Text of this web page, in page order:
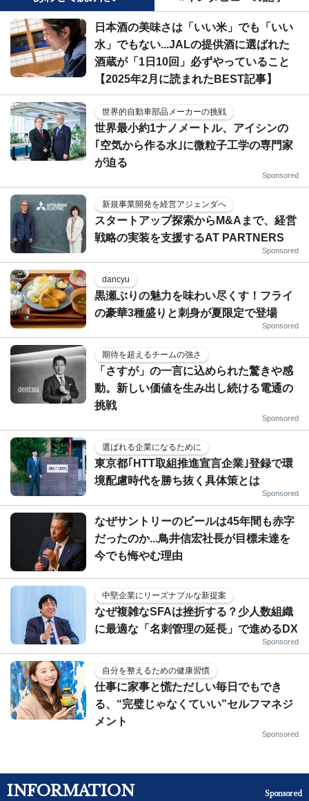
日本酒の美味さは「いい米」でも「いい
水」でもない...JALの提供酒に選ばれた
酒蔵が「1日10回」必ずやっていること
【2025年2月に読まれたBEST記事】
世界的自動車部品メーカーの挑戦
世界最小約1ナノメートル、アイシンの
｢空気から作る水｣に微粒子工学の専門家
が迫る
Sponsored
新規事業開発を経営アジェンダへ
スタートアップ探索からM&Aまで、経営
戦略の実装を支援するAT PARTNERS
Sponsored
dancyu
黒瀬ぶりの魅力を味わい尽くす！フライ
の豪華3種盛りと刺身が夏限定で登場
Sponsored
期待を超えるチームの強さ
「さすが」の一言に込められた驚きや感
動。新しい価値を生み出し続ける電通の
挑戦
Sponsored
選ばれる企業になるために
東京都｢HTT取組推進宣言企業｣登録で環
境配慮時代を勝ち抜く具体策とは
Sponsored
なぜサントリーのビールは45年間も赤字
だったのか...鳥井信宏社長が目標未達を
今でも悔やむ理由
中堅企業にリーズナブルな新提案
なぜ複雑なSFAは挫折する？少人数組織
に最適な「名刺管理の延長」で進めるDX
Sponsored
自分を整えるための健康習慣
仕事に家事と慌ただしい毎日でもでき
る、“完璧じゃなくていい”セルフマネジ
メント
Sponsored
INFORMATION Sponsored